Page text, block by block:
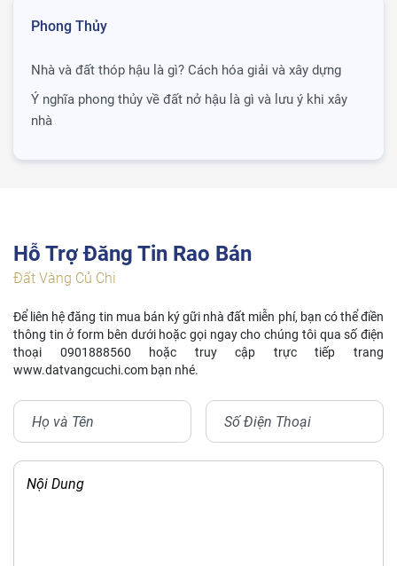
Phong Thủy
Nhà và đất thóp hậu là gì? Cách hóa giải và xây dựng
Ý nghĩa phong thủy về đất nở hậu là gì và lưu ý khi xây
nhà
Hỗ Trợ Đăng Tin Rao Bán
Đất Vàng Củ Chi
Để liên hệ đăng tin mua bán ký gữi nhà đất miễn phí, bạn có thể điền
thông tin ở form bên dưới hoặc gọi ngay cho chúng tôi qua số điện
thoại 0901888560 hoặc truy cập trực tiếp trang
www.datvangcuchi.com bạn nhé.